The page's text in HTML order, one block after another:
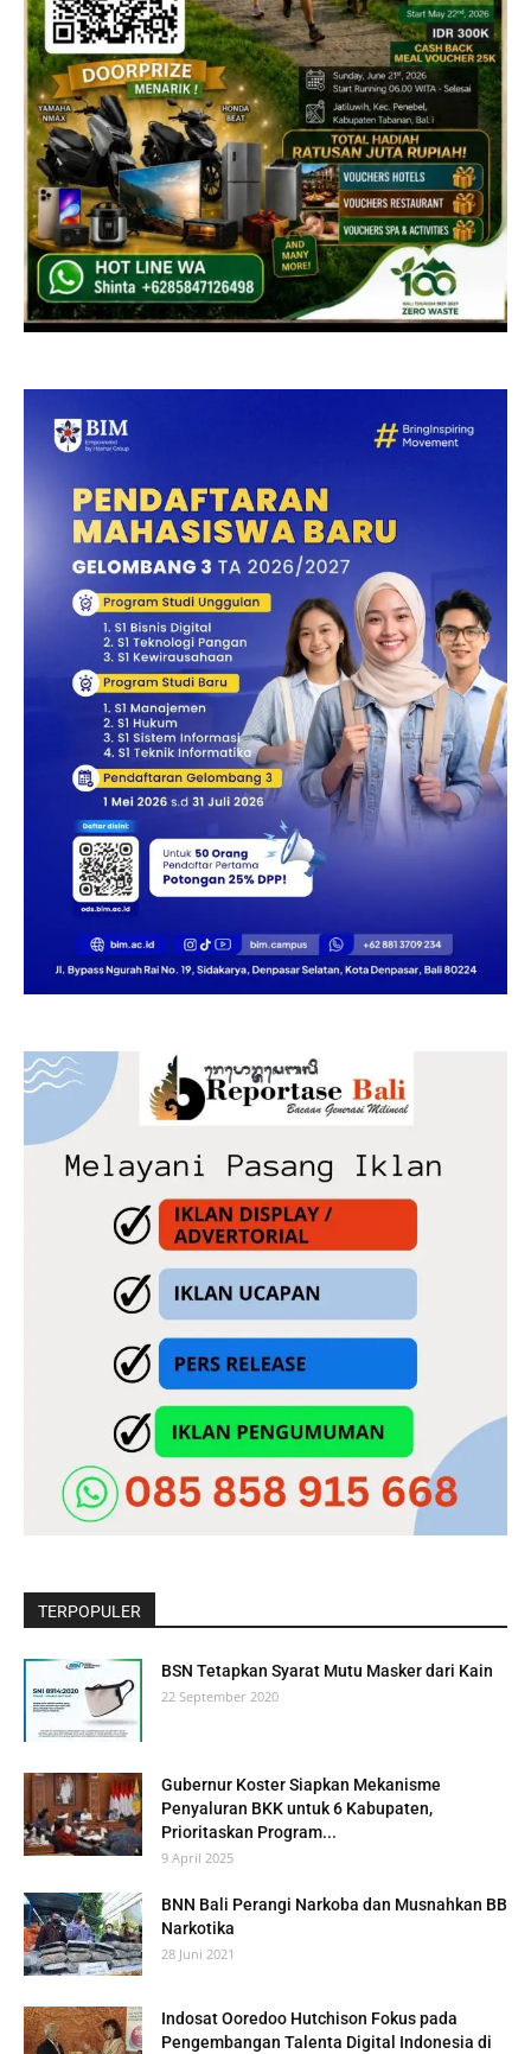
TERPOPULER
BSN Tetapkan Syarat Mutu Masker dari Kain
22 September 2020
Gubernur Koster Siapkan Mekanisme
Penyaluran BKK untuk 6 Kabupaten,
Prioritaskan Program...
9 April 2025
BNN Bali Perangi Narkoba dan Musnahkan BB
Narkotika
28 Juni 2021
Indosat Ooredoo Hutchison Fokus pada
Pengembangan Talenta Digital Indonesia di